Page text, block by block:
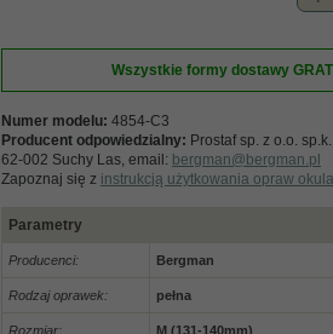
Wszystkie formy dostawy
Numer modelu: 4854-C3
Producent odpowiedzialny: Prostaf sp. z o.o.
62-002 Suchy Las, email: bergman@bergman.pl
Zapoznaj się z instrukcją użytkowania opraw
Parametry
Producenci: Bergman
Rodzaj oprawek: pełna
Rozmiar: M (131-140mm)